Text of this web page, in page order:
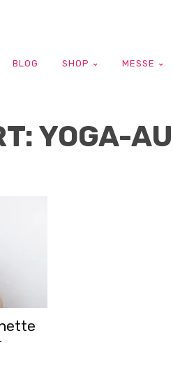
BLOG SHOP MESSE
YOGA-